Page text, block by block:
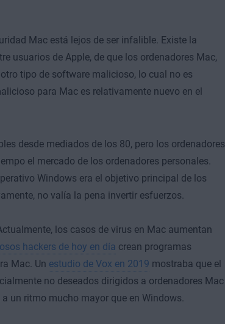
Mac está lejos de ser infalible. Existe la
usuarios de Apple, de que los ordenadores Mac,
tipo de software malicioso, lo cual no es
para Mac es relativamente nuevo en el
desde mediados de los 80, pero los ordenadores
el mercado de los ordenadores personales.
Windows era el objetivo principal de los
no valía la pena invertir esfuerzos.
los casos de virus en Mac aumentan
hackers de hoy en día crean programas
Mac. Un estudio de Vox en 2019 mostraba que el
no deseados dirigidos a ordenadores Mac
un ritmo mucho mayor que en Windows.